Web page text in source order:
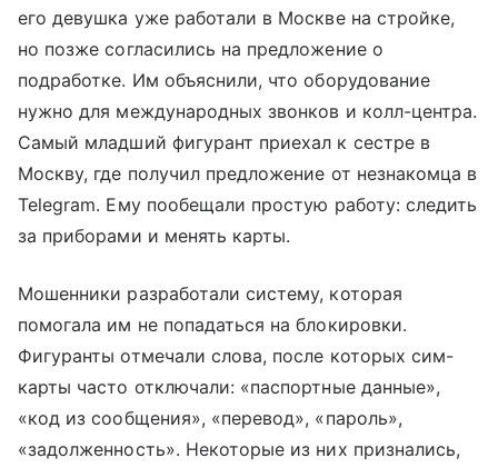
его девушка уже работали в Москве на стройке,
но позже согласились на предложение о
подработке. Им объяснили, что оборудование
нужно для международных звонков и колл-центра.
Самый младший фигурант приехал к сестре в
Москву, где получил предложение от незнакомца в
Telegram. Ему пообещали простую работу: следить
за приборами и менять карты.
Мошенники разработали систему, которая
помогала им не попадаться на блокировки.
Фигуранты отмечали слова, после которых сим-
карты часто отключали: «паспортные данные»,
«код из сообщения», «перевод», «пароль»,
«задолженность». Некоторые из них признались,